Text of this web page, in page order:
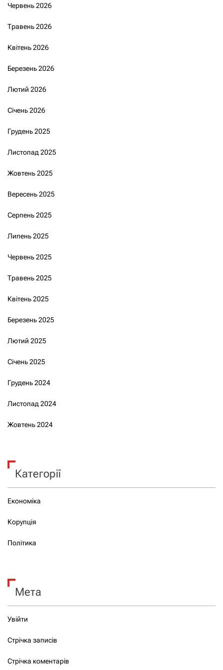
Червень 2026
Травень 2026
Квітень 2026
Березень 2026
Лютий 2026
Січень 2026
Грудень 2025
Листопад 2025
Жовтень 2025
Вересень 2025
Серпень 2025
Липень 2025
Червень 2025
Травень 2025
Квітень 2025
Березень 2025
Лютий 2025
Січень 2025
Грудень 2024
Листопад 2024
Жовтень 2024
Категорії
Економіка
Корупція
Політика
Мета
Увійти
Стрічка записів
Стрічка коментарів